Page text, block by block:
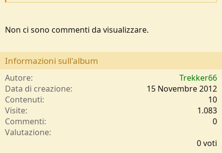
Non ci sono commenti da visualizzare.
Informazioni sull'album
Autore
Trekker66
Data di creazione
15 Novembre 2012
Contenuti
10
Visite
1.083
Commenti
0
Valutazione
0 voti